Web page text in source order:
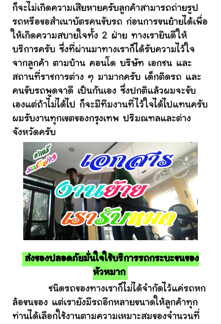
ก็จะไม่เกิดความเสียหายครับลูกค้าสามารถถ่ายรูป
รถหรือขอสำเนาบัตรคนขับรถ ก่อนการขนย้ายได้เพื่อ
ให้เกิดความสบายใจทั้ง 2 ฝ่าย ทางเรายินดีให้
บริการครับ ซึ่งที่ผ่านมาทางเราก็ได้รับความไว้ใจ
จากลูกค้า ตามบ้าน คอนโด บริษัท เอกชน และ
สถานที่ราชการต่าง ๆ มามากครับ เด็กติดรถ และ
คนขับรถพูดจาดี เป็นกันเอง ซึ่งปกติแล้วผมจะขับ
เองแต่ถ้าไม่ได้ไป ก็จะมีทีมงานที่ไว้ใจได้ไปแทนครับ
ผมรับงานทุกเขตของกรุงเทพ ปริมณฑลและต่าง
จังหวัดครับ
ส่งของปลอดภัยมั่นใจใช้บริการรถกระบะขนของ
หัวหมาก
ชนิดรถของทางเราก็ไม่ได้จำกัดไว้แค่รถหก
ล้อขนของ แต่เรายังมีรถอีกหลายขนาดให้ลูกค้าทุก
ท่านได้เลือกใช้งานตามความเหมาะสมของจำนวนที่